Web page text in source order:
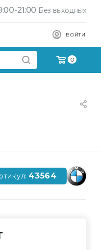
21:00 Без выходных
ВОЙТИ
0
43564